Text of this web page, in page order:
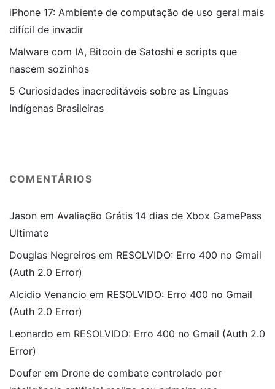
iPhone 17: Ambiente de computação de uso geral mais
difícil de invadir
Malware com IA, Bitcoin de Satoshi e scripts que
nascem sozinhos
5 Curiosidades inacreditáveis sobre as Línguas
Indígenas Brasileiras
COMENTÁRIOS
Jason em Avaliação Grátis 14 dias de Xbox GamePass
Ultimate
Douglas Negreiros em RESOLVIDO: Erro 400 no Gmail
(Auth 2.0 Error)
Alcidio Venancio em RESOLVIDO: Erro 400 no Gmail
(Auth 2.0 Error)
Leonardo em RESOLVIDO: Erro 400 no Gmail (Auth 2.0
Error)
Doufer em Drone de combate controlado por